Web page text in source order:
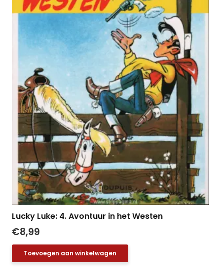
Lucky Luke: 4. Avontuur in het Westen
€8,99
Toevoegen aan winkelwagen